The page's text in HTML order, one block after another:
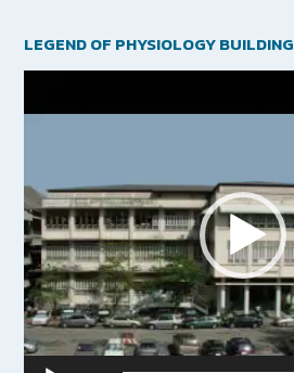
LEGEND OF PHYSIOLOGY BUILDING